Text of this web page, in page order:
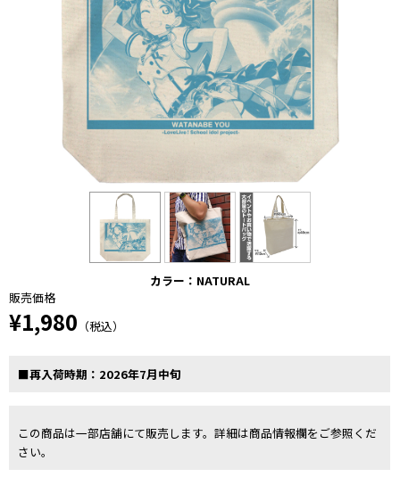
カラー：NATURAL
販売価格
¥1,980 （税込）
■再入荷時期：2026年7月中旬
この商品は一部店舗にて販売します。詳細は商品情報欄をご参照くだ
さい。